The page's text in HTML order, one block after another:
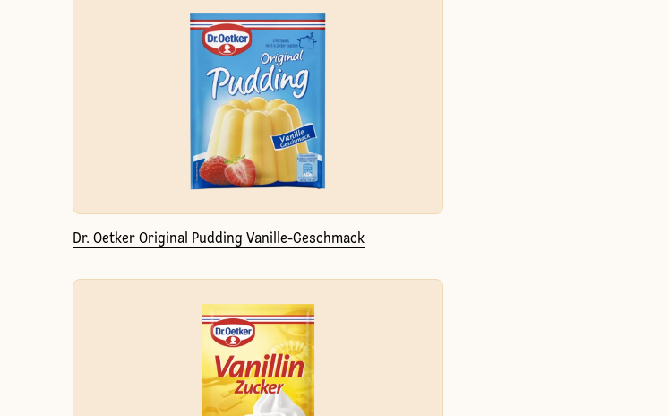
Dr. Oetker Original Pudding Vanille-Geschmack